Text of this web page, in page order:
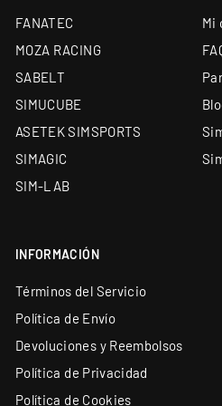
España y Portugal — más
Único Centro Oficial de
Simucube Premium
showroom en Barcelona
Soporte técnico
disponibles
FANATEC
MOZA RACING
SABELT
SIMUCUBE
ASETEK SIMSPORTS
SIMAGIC
SIM-LAB
Mi
INFORMACIÓN
Términos del Servicio
Política de Envío
Devoluciones y Reembolsos
Política de Privacidad
Política de Cookies